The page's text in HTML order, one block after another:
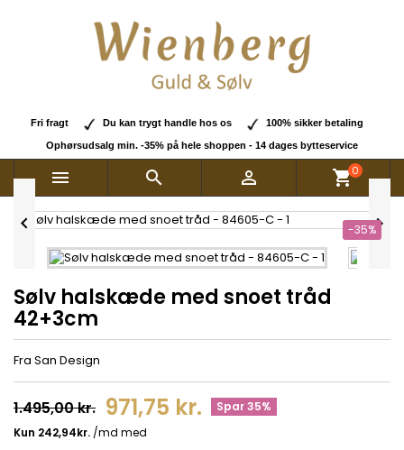
Fri fragt Du kan trygt handle hos os 100% sikker betaling
Ophørsudsalg min. -35% på hele shoppen - 14 dages bytteservice
   shopping_cart0
-35%
 
Sølv halskæde med snoet tråd
42+3cm
Fra San Design
1.495,00 kr. 971,75 kr. Spar 35%